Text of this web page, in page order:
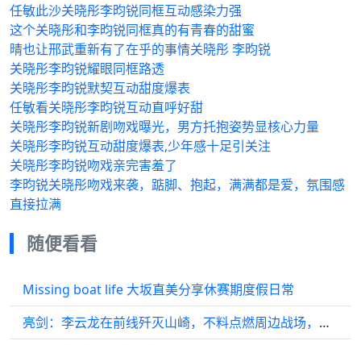
任敏此沙关晓彤李昀锐同框互动感染力强
这个关晓彤和李昀锐同框真的有青春的甜蜜
晴也让邢武重新有了在乎的事情关晓彤 李昀锐
关晓彤李昀锐耀眼同框路透
关晓彤李昀锐默契互动甜度爆表
任敏看关晓彤李昀锐互动直呼好甜
关晓彤李昀锐新剧吻戏曝光，男方托抱姿势显核心力量
关晓彤李昀锐互动甜度爆表,少年感十足引关注
关晓彤李昀锐吻戏亲完害羞了
李昀锐关晓彤吻戏来袭，踮脚、抱起，满满都是爱，氛围感
直接拉满
随便看看
Missing boat life 大坂直美分享休赛期度假日常
亮剑：李云龙在前线歼灭山崎，不料点燃周边战场，场面惊呆旅长！